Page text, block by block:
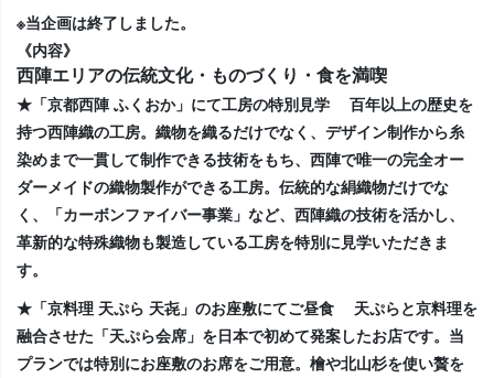
※当企画は終了しました。
《内容》
西陣エリアの伝統文化・ものづくり・食を満喫
★「京都西陣 ふくおか」にて工房の特別見学 百年以上の歴史を
持つ西陣織の工房。織物を織るだけでなく、デザイン制作から糸
染めまで一貫して制作できる技術をもち、西陣で唯一の完全オー
ダーメイドの織物製作ができる工房。伝統的な絹織物だけでな
く、「カーボンファイバー事業」など、西陣織の技術を活かし、
革新的な特殊織物も製造している工房を特別に見学いただきま
す。
★「京料理 天ぷら 天㐂」のお座敷にてご昼食 天ぷらと京料理を
融合させた「天ぷら会席」を日本で初めて発案したお店です。当
プランでは特別にお座敷のお席をご用意。檜や北山杉を使い贅を